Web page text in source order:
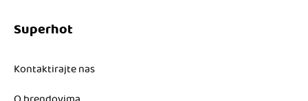
Superhot
Kontaktirajte nas